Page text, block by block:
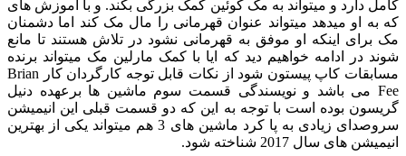
کامل دارد و میتواند به مک کوئین کمک بزرگی بکند. و با اموزش های
که به او میدهد میتواند عنوان قهرمانی را مال مک کند اما دشمنان
مک برای اینکه او موفق به قهرمانی نشود در تلاش هستند تا مانع
شوند در ادامه خواهیم دید که ایا با کمک مارلین مک میتواند برنده
مسابقات کاپ پیستون شود از نکات قابل توجه کارگردان کار Brian
Fee می باشد و نویسندگی قسمت سوم ماشین ها برعهده دنیل
گریسون بوده است با توجه به این که دو قسمت قبلی این انیمیشن
سروصدای زیادی به پا کرد ماشین های 3 هم میتواند یکی از بهترین
انیمیشن های سال 2017 شناخته شود.